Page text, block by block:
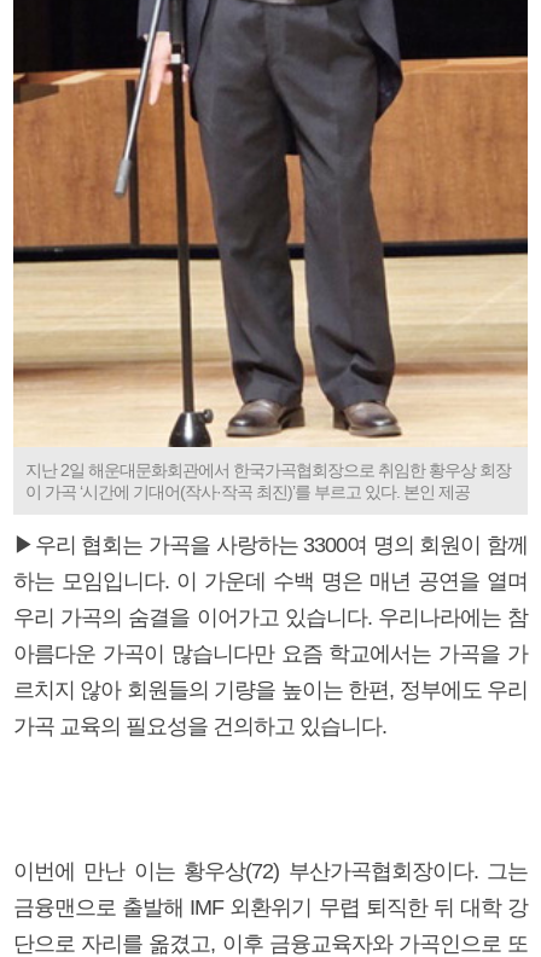
지난 2일 해운대문화회관에서 한국가곡협회장으로 취임한 황우상 회장
이 가곡 ‘시간에 기대어(작사·작곡 최진)’를 부르고 있다. 본인 제공
▶우리 협회는 가곡을 사랑하는 3300여 명의 회원이 함께
하는 모임입니다. 이 가운데 수백 명은 매년 공연을 열며
우리 가곡의 숨결을 이어가고 있습니다. 우리나라에는 참
아름다운 가곡이 많습니다만 요즘 학교에서는 가곡을 가
르치지 않아 회원들의 기량을 높이는 한편, 정부에도 우리
가곡 교육의 필요성을 건의하고 있습니다.
이번에 만난 이는 황우상(72) 부산가곡협회장이다. 그는
금융맨으로 출발해 IMF 외환위기 무렵 퇴직한 뒤 대학 강
단으로 자리를 옮겼고, 이후 금융교육자와 가곡인으로 또